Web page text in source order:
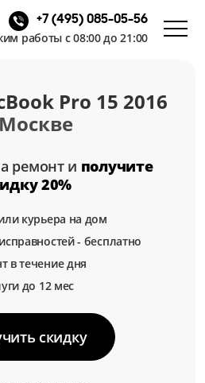
+7 (495) 085-05-56
работы с 08:00 до 21:00
Pro 15 2016
Москве
ремонт и получите
20%
курьера на дом
- бесплатно
в течение дня
до 12 мес
скидку